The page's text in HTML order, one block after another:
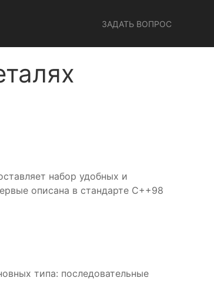
ЗАДАТЬ ВОПРОС
набор удобных и
описана в стандарте C++98
типа: последовательные